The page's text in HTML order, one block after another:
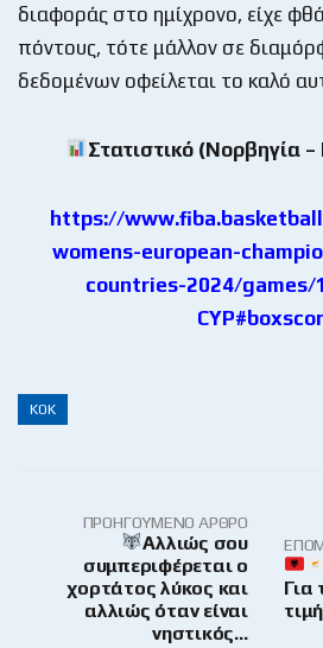
διαφοράς στο ημίχρονο, είχε
πόντους, τότε μάλλον σε
δεδομένων οφείλεται το καλό
Στατιστικό (Νορβηγία
https://
womens-european-
countries-2024/games/
ΚΟΚ
ΠΡΟΗΓΟΎΜΕΝΟ ΆΡΘΡΟ
Αλλιώς σου
συμπεριφέρεται ο
χορτάτος λύκος και
αλλιώς όταν είναι
νηστικός…
Για